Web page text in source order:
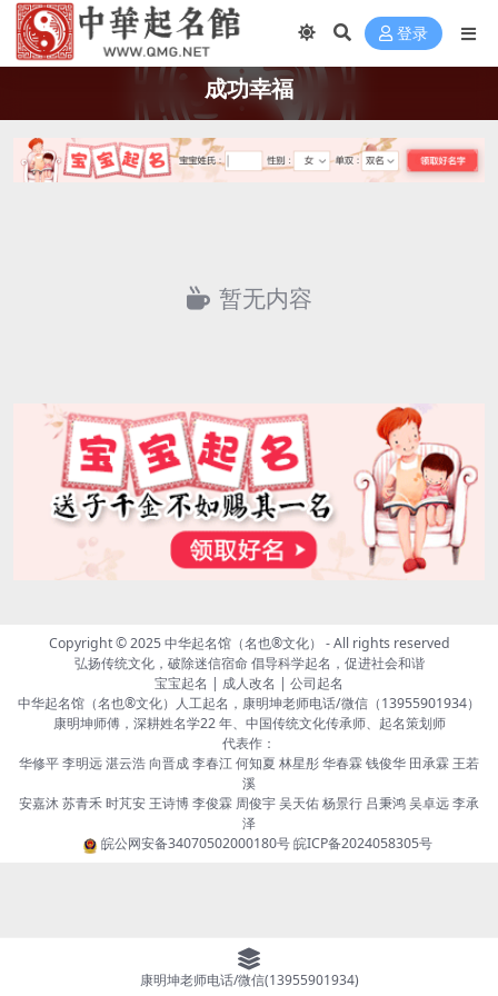
登录
成功幸福
暂无内容
Copyright © 2025中华起名馆（名也®文化） - All rights reserved
弘扬传统文化，破除迷信宿命 倡导科学起名，促进社会和谐
宝宝起名 | 成人改名 | 公司起名
中华起名馆（名也®文化）人工起名，康明坤老师电话/微信（13955901934）
康明坤师傅，深耕姓名学22 年、中国传统文化传承师、起名策划师
代表作：
华修平 李明远 湛云浩 向晋成 李春江 何知夏 林星彤 华春霖 钱俊华 田承霖 王若
溪
安嘉沐 苏青禾 时芃安 王诗博 李俊霖 周俊宇 吴天佑 杨景行 吕秉鸿 吴卓远 李承
泽
皖公网安备34070502000180号皖ICP备2024058305号
康明坤老师电话/微信(13955901934)